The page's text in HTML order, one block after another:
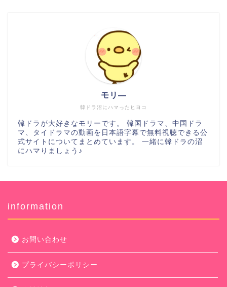
韓ドラ沼にハマったヒヨコ
モリ―
韓ドラが大好きなモリーです。 韓国ドラマ、中国ドラ
マ、タイドラマの動画を日本語字幕で無料視聴できる公
式サイトについてまとめています。 一緒に韓ドラの沼
にハマりましょう♪
information
お問い合わせ
プライバシーポリシー